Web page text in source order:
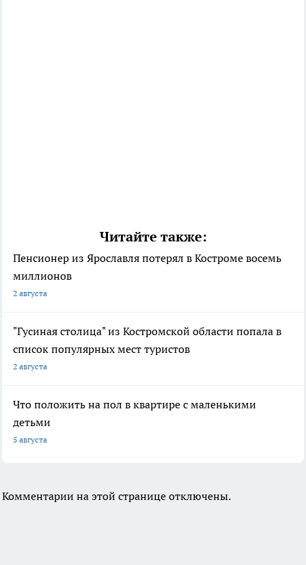
Читайте также:
Пенсионер из Ярославля потерял в Костроме восемь
миллионов
2 августа
"Гусиная столица" из Костромской области попала в
список популярных мест туристов
2 августа
Что положить на пол в квартире с маленькими
детьми
5 августа
Комментарии на этой странице отключены.